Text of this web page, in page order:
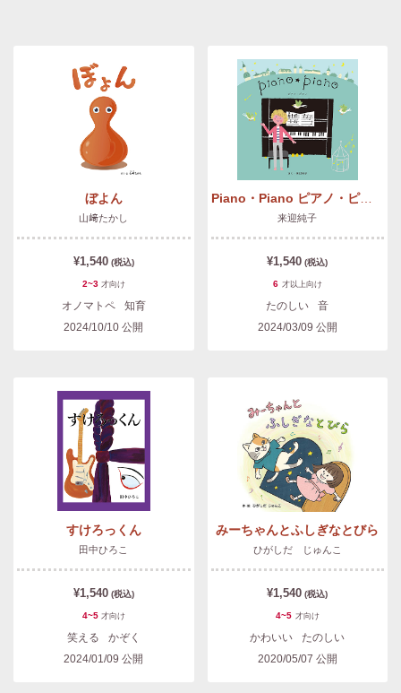
ぼよん
山﨑たかし
¥1,540 (税込)
2~3 才向け
オノマトペ
知育
2024/10/10 公開
Piano・Piano ピアノ・ピアノ
来迎純子
¥1,540 (税込)
6 才以上向け
たのしい
音
2024/03/09 公開
すけろっくん
田中ひろこ
¥1,540 (税込)
4~5 才向け
笑える
かぞく
2024/01/09 公開
みーちゃんとふしぎなとびら
ひがしだ じゅんこ
¥1,540 (税込)
4~5 才向け
かわいい
たのしい
2020/05/07 公開